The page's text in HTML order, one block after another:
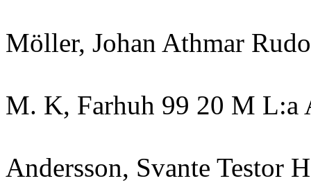
Möller, Johan Athmar
M. K, Farhuh 99 20 M L:a
Andersson, Svante Testor